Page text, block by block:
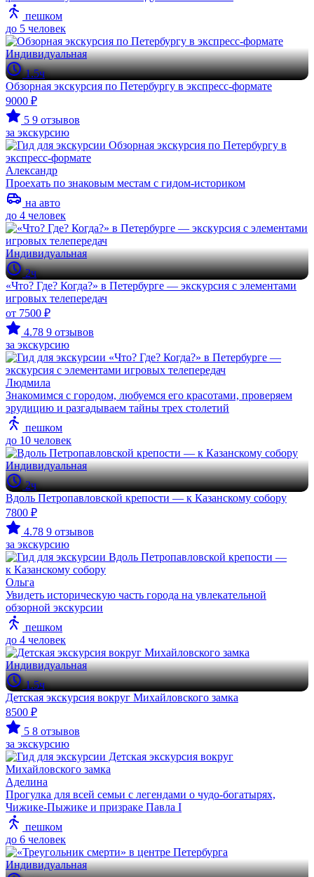
пешком
до 5 человек
Индивидуальная
1.5ч
Обзорная экскурсия по Петербургу в экспресс-формате
9000 ₽
5 9 отзывов
за экскурсию
Александр
Проехать по знаковым местам с гидом-историком
на авто
до 4 человек
Индивидуальная
2ч
«Что? Где? Когда?» в Петербурге — экскурсия с элементами
игровых телепередач
от 7500 ₽
4.78 9 отзывов
за экскурсию
Людмила
Знакомимся с городом, любуемся его красотами, проверяем
эрудицию и разгадываем тайны трех столетий
пешком
до 10 человек
Индивидуальная
2ч
Вдоль Петропавловской крепости — к Казанскому собору
7800 ₽
4.78 9 отзывов
за экскурсию
Ольга
Увидеть историческую часть города на увлекательной
обзорной экскурсии
пешком
до 4 человек
Индивидуальная
1.5ч
Детская экскурсия вокруг Михайловского замка
8500 ₽
5 8 отзывов
за экскурсию
Аделина
Прогулка для всей семьи с легендами о чудо-богатырях,
Чижике-Пыжике и призраке Павла I
пешком
до 6 человек
Индивидуальная